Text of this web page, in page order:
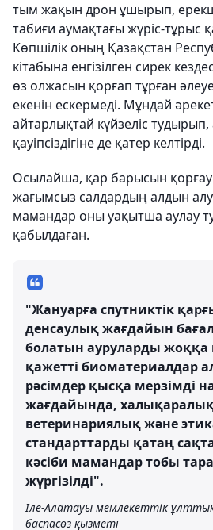
тым жақын дрон ұшырып,
табиғи аумақтағы жүріс-тұрыс
Көпшілік оның Қазақстан
кітабына енгізілген сирек
өз олжасын қорғап тұрған
екенін ескермеді. Мұндай
айтарлықтай күйзеліс
қауіпсіздігіне де қатер келтірді.
Осылайша, қар барысын
жағымсыз салдардың алдын
мамандар оны уақытша аулау
қабылдаған.
"Жануарға спутниктік
денсаулық жағдайын
болатын ауруларды жоққа
қажетті биоматериалдар
рәсімдер қысқа мерзімді
жағдайында,
ветеринариялық және
стандарттарды қатаң
кәсіби мамандар тобы
жүргізілді".
Іле-Алатауы мемлекеттік
баспасөз қызметі